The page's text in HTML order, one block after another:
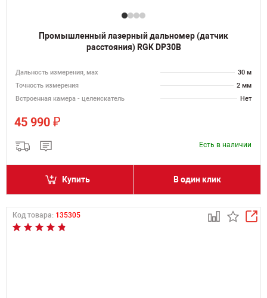
Промышленный лазерный дальномер (датчик
расстояния) RGK DP30B
Дальность измерения, мах
30 м
Точность измерения
2 мм
Встроенная камера - целеискатель
Нет
45 990 ₽
Есть в наличии
Купить В один клик
Код товара: 135305